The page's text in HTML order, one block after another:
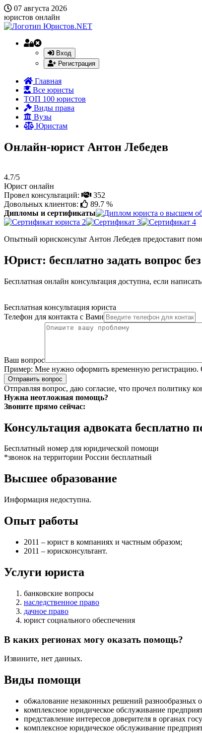
07 августа 2026
юристов онлайн
Вход
Регистрация
Главная
Все юристы
ТОП 100 юристов
Виды права
Вузы
Юристам
Онлайн-юрист Антон Лебедев
4.7/5
Юрист онлайн
Провел консультаций:
352
Довольных клиентов:
89.7 %
Дипломы и сертификаты
Опытный юрисконсульт Антон Лебедев предоставит
Юрист: бесплатно задать вопрос
Бесплатная онлайн консультация доступна, если
Бесплатная консультация юриста
Телефон для контакта с Вами
Ваш вопрос
Пример: Мне нужно оформить временную регистрацию.
Отправить вопрос
Отправляя вопрос, даю согласие, что прочел политику
Нужна неотложная помощь?
Звоните прямо сейчас:
Консультация адвоката бесплатно
Бесплатный номер для юридической помощи
*звонок на территории России бесплатный
Высшее образование
Информация недоступна.
Опыт работы
2011 – юрист в компаниях и частным образом;
2011 – юрисконсультант.
Услуги юриста
банковские вопросы
наследственное право
дачное право
юрист социального обеспечения
В каких регионах могу оказать помощь?
Извините, нет данных.
Виды помощи
обжалование незаконных решений разнообразных
комплексное юридическое обслуживание
представление интересов доверителя в органах
комплексное юридическое обслуживание